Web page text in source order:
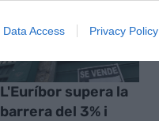
Data Access Privacy Policy
L'Euríbor supera la
barrera del 3% i